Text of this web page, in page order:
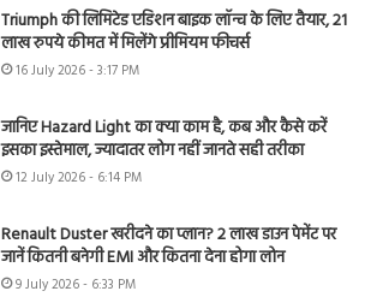
Triumph की लिमिटेड एडिशन बाइक लॉन्च के लिए तैयार, 21
लाख रुपये कीमत में मिलेंगे प्रीमियम फीचर्स
16 July 2026 - 3:17 PM
जानिए Hazard Light का क्या काम है, कब और कैसे करें
इसका इस्तेमाल, ज्यादातर लोग नहीं जानते सही तरीका
12 July 2026 - 6:14 PM
Renault Duster खरीदने का प्लान? 2 लाख डाउन पेमेंट पर
जानें कितनी बनेगी EMI और कितना देना होगा लोन
9 July 2026 - 6:33 PM